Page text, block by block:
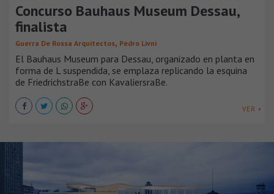
Concurso Bauhaus Museum Dessau,
finalista
Guerra De Rossa Arquitectos, Pedro Livni
El Bauhaus Museum para Dessau, organizado en planta en
forma de L suspendida, se emplaza replicando la esquina
de FriedrichstraBe con KavaliersraBe.
VER +